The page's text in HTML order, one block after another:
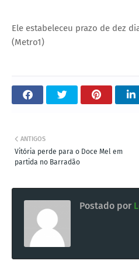
Thank you for watching
Ele estabeleceu prazo de dez
(Metro1)
ANTIGOS
Vitória perde para o Doce Mel em
partida no Barradão
Postado por